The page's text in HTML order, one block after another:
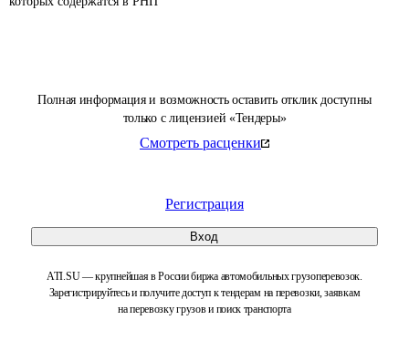
Полная информация и возможность оставить отклик доступны
только с лицензией «Тендеры»
Смотреть расценки
Регистрация
Вход
ATI.SU — крупнейшая в России биржа автомобильных грузоперевозок.
Зарегистрируйтесь и получите доступ к тендерам на перевозки, заявкам
на перевозку грузов и поиск транспорта